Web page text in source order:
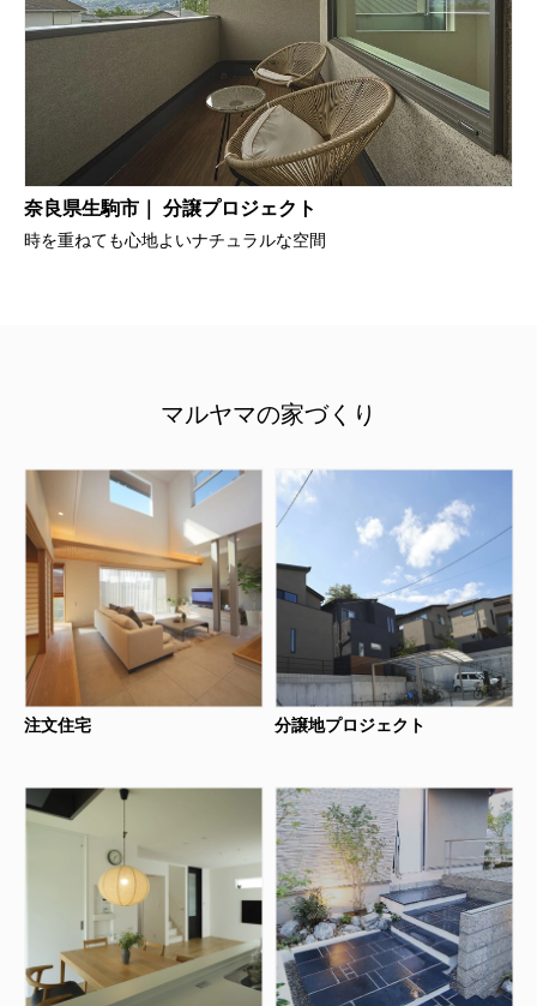
奈良県生駒市｜ 分譲プロジェクト
時を重ねても心地よいナチュラルな空間
マルヤマの家づくり
注文住宅 分譲地プロジェクト